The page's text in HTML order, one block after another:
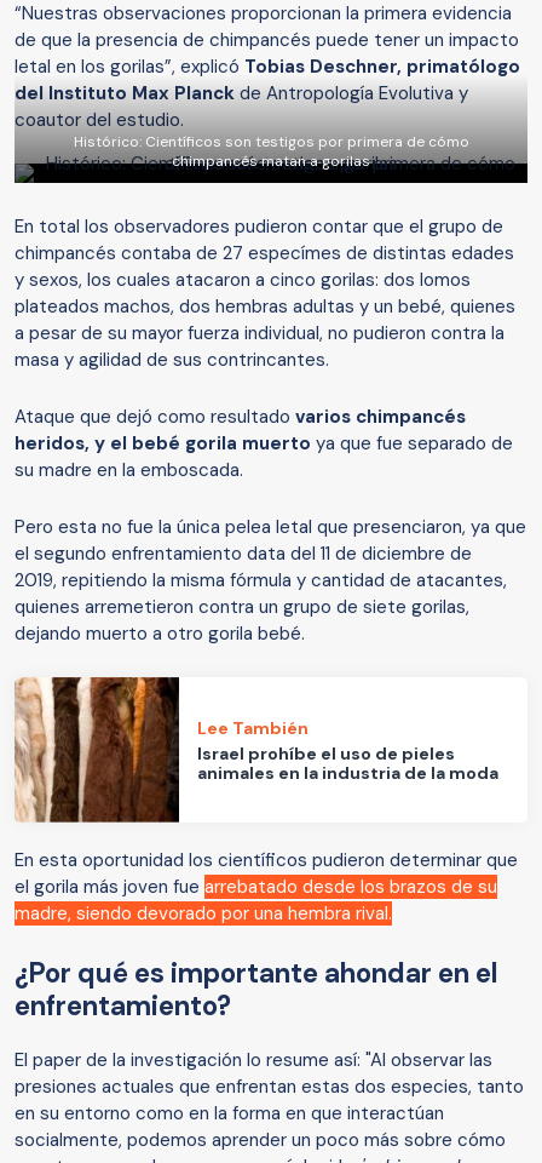
“Nuestras observaciones proporcionan la primera evidencia
de que la presencia de chimpancés puede tener un impacto
letal en los gorilas”, explicó Tobias Deschner, primatólogo
del Instituto Max Planck de Antropología Evolutiva y
coautor del estudio.
Histórico: Científicos son testigos por primera de cómo
chimpancés matan a gorilas
En total los observadores pudieron contar que el grupo de
chimpancés contaba de 27 especímes de distintas edades
y sexos, los cuales atacaron a cinco gorilas: dos lomos
plateados machos, dos hembras adultas y un bebé, quienes
a pesar de su mayor fuerza individual, no pudieron contra la
masa y agilidad de sus contrincantes.
Ataque que dejó como resultado varios chimpancés
heridos, y el bebé gorila muerto ya que fue separado de
su madre en la emboscada.
Pero esta no fue la única pelea letal que presenciaron, ya que
el segundo enfrentamiento data del 11 de diciembre de
2019, repitiendo la misma fórmula y cantidad de atacantes,
quienes arremetieron contra un grupo de siete gorilas,
dejando muerto a otro gorila bebé.
Lee También
Israel prohíbe el uso de pieles
animales en la industria de la moda
En esta oportunidad los científicos pudieron determinar que
el gorila más joven fue arrebatado desde los brazos de su
madre, siendo devorado por una hembra rival.
¿Por qué es importante ahondar en el
enfrentamiento?
El paper de la investigación lo resume así: "Al observar las
presiones actuales que enfrentan estas dos especies, tanto
en su entorno como en la forma en que interactúan
socialmente, podemos aprender un poco más sobre cómo